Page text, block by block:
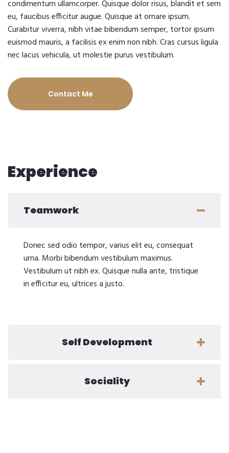
condimentum ullamcorper. Quisque dolor risus, blandit et sem
eu, faucibus efficitur augue. Quisque at ornare ipsum.
Curabitur viverra, nibh vitae bibendum semper, tortor ipsum
euismod mauris, a facilisis ex enim non nibh. Cras cursus ligula
nec lacus vehicula, ut molestie purus vestibulum.
Contact Me
Experience
Teamwork
Donec sed odio tempor, varius elit eu, consequat
urna. Morbi bibendum vestibulum maximus.
Vestibulum ut nibh ex. Quisque nulla ante, tristique
in efficitur eu, ultrices a justo.
Self Development
Sociality